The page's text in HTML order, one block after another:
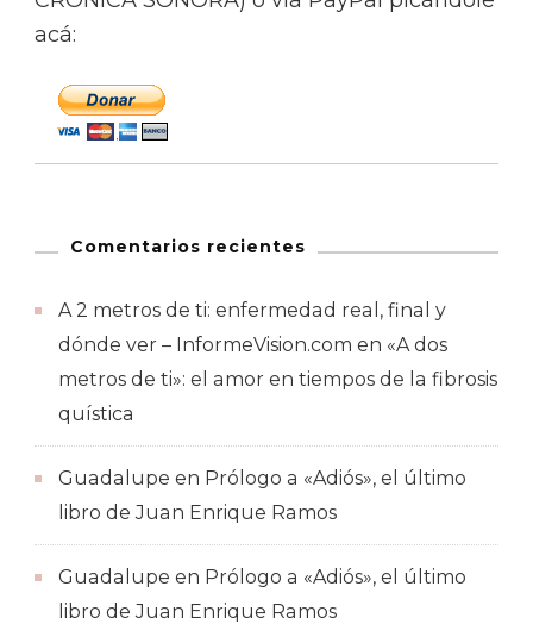
acá:
Comentarios recientes
A 2 metros de ti: enfermedad real, final y
dónde ver – InformeVision.com en «A dos
metros de ti»: el amor en tiempos de la fibrosis
quística
Guadalupe en Prólogo a «Adiós», el último
libro de Juan Enrique Ramos
Guadalupe en Prólogo a «Adiós», el último
libro de Juan Enrique Ramos